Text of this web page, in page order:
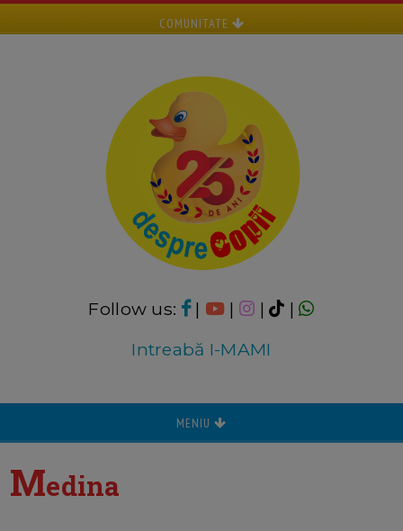
COMUNITATE
Follow us: | | |
|
Intreabă I-MAMI
MENIU
Medina